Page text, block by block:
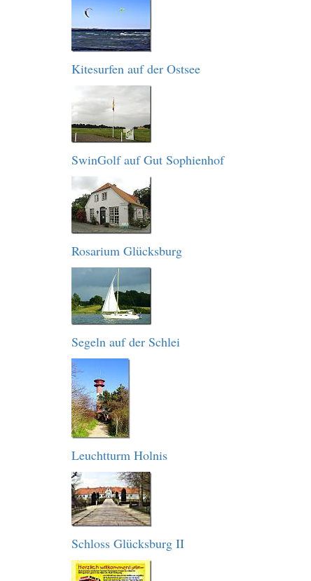
Kitesurfen auf der Ostsee
SwinGolf auf Gut Sophienhof
Rosarium Glücksburg
Segeln auf der Schlei
Leuchtturm Holnis
Schloss Glücksburg II